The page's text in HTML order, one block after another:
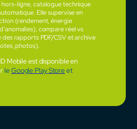
ligne, catalogue technique
Elle supervise en
(rendement, énergie
compare réel vs
des rapports PDF/CSV et archive
photos).
Mobile est disponible en
leGoogle Play Storeet